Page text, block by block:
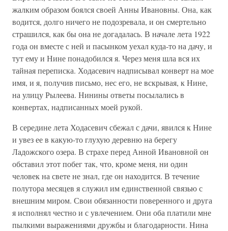
жалким образом боялся своей Анны Ивановны. Она, как
водится, долго ничего не подозревала, и он смертельно
страшился, как бы она не догадалась. В начале лета 1922
года он вместе с ней и пасынком уехал куда-то на дачу, и
тут ему и Нине понадобился я. Через меня шла вся их
тайная переписка. Ходасевич надписывал конверт на мое
имя, и я, получив письмо, нес его, не вскрывая, к Нине,
на улицу Рылеева. Нинины ответы посылались в
конвертах, надписанных моей рукой.
В середине лета Ходасевич сбежал с дачи, явился к Нине
и увез ее в какую-то глухую деревню на берегу
Лaдожского озера. В страхе перед Анной Ивановной он
обставил этот побег так, что, кроме меня, ни один
человек на свете не знал, где он находится. В течение
полутора месяцев я служил им единственной связью с
внешним миром. Свои обязанности поверенного и друга
я исполнял честно и с увлечением. Они оба платили мне
пылкими выражениями дружбы и благодарности. Нина